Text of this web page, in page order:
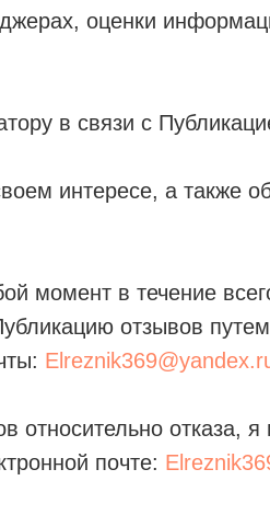
оценки
в связи с
интересе, а также
момент в течение
отзывов
отказа, я
почте: